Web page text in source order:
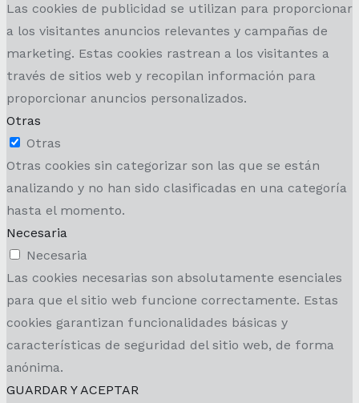
Las cookies de publicidad se utilizan para proporcionar
a los visitantes anuncios relevantes y campañas de
marketing. Estas cookies rastrean a los visitantes a
través de sitios web y recopilan información para
proporcionar anuncios personalizados.
Otras
Otras
Otras cookies sin categorizar son las que se están
analizando y no han sido clasificadas en una categoría
hasta el momento.
Necesaria
Necesaria
Las cookies necesarias son absolutamente esenciales
para que el sitio web funcione correctamente. Estas
cookies garantizan funcionalidades básicas y
características de seguridad del sitio web, de forma
anónima.
GUARDAR Y ACEPTAR